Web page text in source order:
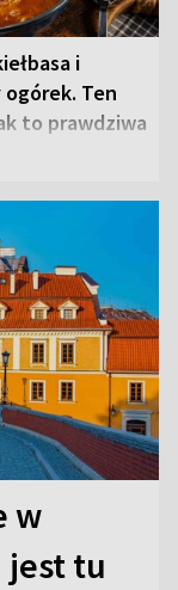
i
ogórek. Ten
to prawdziwa
w
jest tu